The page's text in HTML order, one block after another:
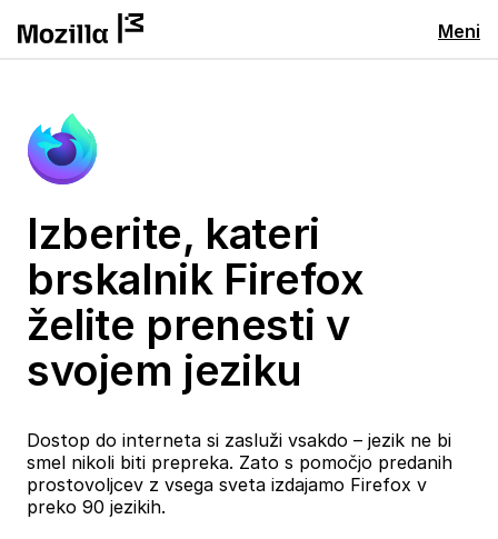
Meni
Izberite, kateri
brskalnik Firefox
želite prenesti v
svojem jeziku
Dostop do interneta si zasluži vsakdo – jezik ne bi
smel nikoli biti prepreka. Zato s pomočjo predanih
prostovoljcev z vsega sveta izdajamo Firefox v
preko 90 jezikih.